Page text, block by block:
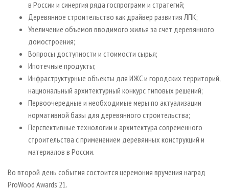
в России и синергия ряда госпрограмм и стратегий;
Деревянное строительство как драйвер развития ЛПК;
Увеличение объемов вводимого жилья за счет деревянного
домостроения;
Вопросы доступности и стоимости сырья;
Ипотечные продукты;
Инфраструктурные объекты для ИЖС и городских территорий,
национальный архитектурный конкурс типовых решений;
Первоочередные и необходимые меры по актуализации
нормативной базы для деревянного строительства;
Перспективные технологии и архитектура современного
строительства с применением деревянных конструкций и
материалов в России.
Во второй день события состоится церемония вручения наград
ProWood Awards’21.